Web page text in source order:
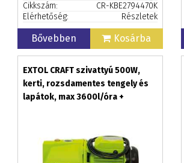
Cikkszám:
CR-KBE2794470K
Elérhetőség:
Részletek
Bővebben Kosárba
EXTOL CRAFT szivattyú 500W,
kerti, rozsdamentes tengely és
lapátok, max 3600l/óra +